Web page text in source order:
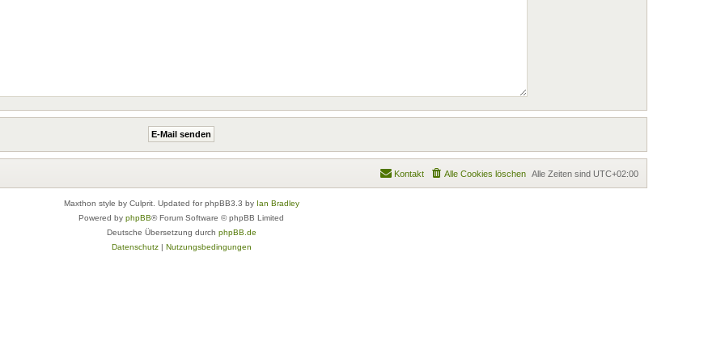
Alle Zeiten sind UTC+02:00
Alle Cookies löschen
Kontakt
Maxthon style by Culprit. Updated for phpBB3.3 by Ian Bradley
Powered by phpBB® Forum Software © phpBB Limited
Deutsche Übersetzung durch phpBB.de
Datenschutz| Nutzungsbedingungen